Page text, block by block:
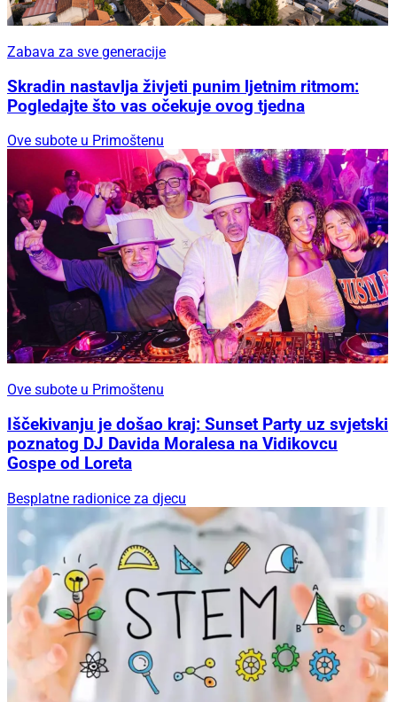
Zabava za sve generacije
Skradin nastavlja živjeti punim ljetnim ritmom:
Pogledajte što vas očekuje ovog tjedna
Ove subote u Primoštenu
Ove subote u Primoštenu
Iščekivanju je došao kraj: Sunset Party uz svjetski
poznatog DJ Davida Moralesa na Vidikovcu
Gospe od Loreta
Besplatne radionice za djecu